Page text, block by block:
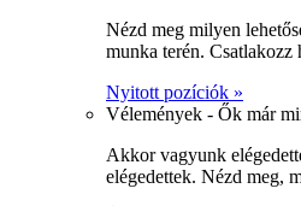
Nézd meg milyen
munka terén. Csatlakozz
Nyitott pozíciók »
Vélemények - Ők már
Akkor vagyunk
elégedettek. Nézd meg,